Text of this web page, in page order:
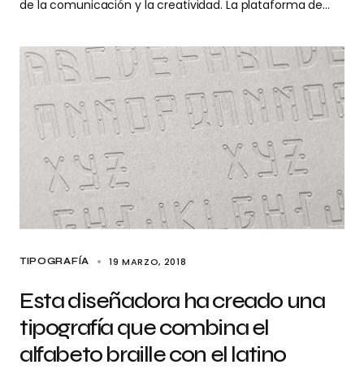
de la comunicación y la creatividad. La plataforma de…
TIPOGRAFÍA 19 MARZO, 2018
Esta diseñadora ha creado una
tipografía que combina el
alfabeto braille con el latino